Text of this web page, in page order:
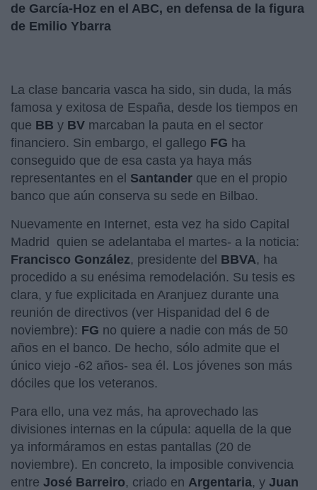
de García-Hoz en el ABC, en defensa de la figura
de Emilio Ybarra
La clase bancaria vasca ha sido, sin duda, la más
famosa y exitosa de España, desde los tiempos en
que BB y BV marcaban la pauta en el sector
financiero. Sin embargo, el gallego FG ha
conseguido que de esa casta ya haya más
representantes en el Santander que en el propio
banco que aún conserva su sede en Bilbao.
Nuevamente en Internet, esta vez ha sido Capital
Madrid quien se adelantaba el martes- a la noticia:
Francisco González, presidente del BBVA, ha
procedido a su enésima remodelación. Su tesis es
clara, y fue explicitada en Aranjuez durante una
reunión de directivos (ver Hispanidad del 6 de
noviembre): FG no quiere a nadie con más de 50
años en el banco. De hecho, sólo admite que el
único viejo -62 años- sea él. Los jóvenes son más
dóciles que los veteranos.
Para ello, una vez más, ha aprovechado las
divisiones internas en la cúpula: aquella de la que
ya informáramos en estas pantallas (20 de
noviembre). En concreto, la imposible convivencia
entre José Barreiro, criado en Argentaria, y Juan